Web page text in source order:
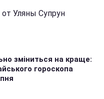
Уляны Супрун
зміниться на краще:
гороскопа